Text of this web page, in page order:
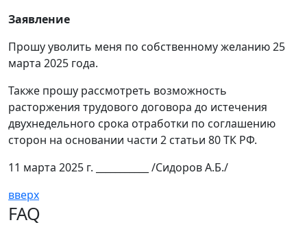
Заявление
Прошу уволить меня по собственному желанию 25
марта 2025 года.
Также прошу рассмотреть возможность
расторжения трудового договора до истечения
двухнедельного срока отработки по соглашению
сторон на основании части 2 статьи 80 ТК РФ.
11 марта 2025 г. ___________ /Сидоров А.Б./
вверх
FAQ